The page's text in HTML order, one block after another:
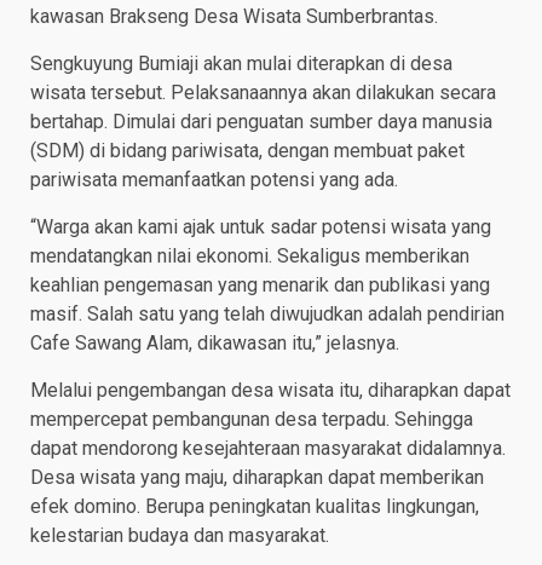
kawasan Brakseng Desa Wisata Sumberbrantas.
Sengkuyung Bumiaji akan mulai diterapkan di desa
wisata tersebut. Pelaksanaannya akan dilakukan secara
bertahap. Dimulai dari penguatan sumber daya manusia
(SDM) di bidang pariwisata, dengan membuat paket
pariwisata memanfaatkan potensi yang ada.
“Warga akan kami ajak untuk sadar potensi wisata yang
mendatangkan nilai ekonomi. Sekaligus memberikan
keahlian pengemasan yang menarik dan publikasi yang
masif. Salah satu yang telah diwujudkan adalah pendirian
Cafe Sawang Alam, dikawasan itu,” jelasnya.
Melalui pengembangan desa wisata itu, diharapkan dapat
mempercepat pembangunan desa terpadu. Sehingga
dapat mendorong kesejahteraan masyarakat didalamnya.
Desa wisata yang maju, diharapkan dapat memberikan
efek domino. Berupa peningkatan kualitas lingkungan,
kelestarian budaya dan masyarakat.